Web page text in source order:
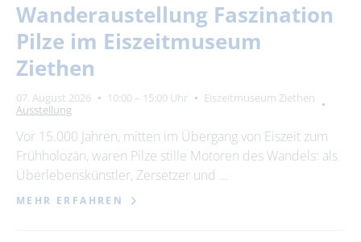
Wanderaustellung Faszination
Pilze im Eiszeitmuseum
Ziethen
07. August 2026 10:00 – 15:00 Uhr
Eiszeitmuseum Ziethen
Ausstellung
Vor 15.000 Jahren, mitten im Übergang von Eiszeit zum
Frühholozän, waren Pilze stille Motoren des Wandels: als
Überlebenskünstler, Zersetzer und …
MEHR ERFAHREN